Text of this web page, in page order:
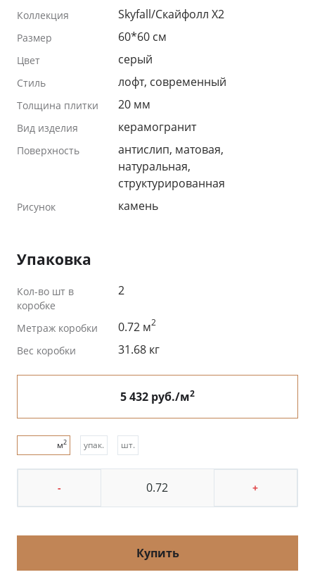
Коллекция Skyfall/Скайфолл X2
Размер 60*60 см
Цвет серый
Стиль лофт, современный
Толщина плитки 20 мм
Вид изделия керамогранит
Поверхность
антислип, матовая,
натуральная,
структурированная
Рисунок камень
Упаковка
Кол-во шт в
коробке
2
Метраж коробки 0.72 м2
Вес коробки 31.68 кг
5 432 руб./м2
м2 упак. шт.
- +
Купить